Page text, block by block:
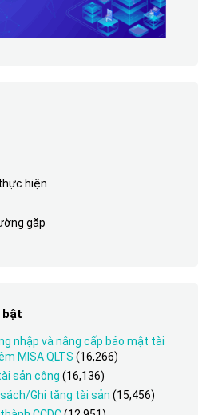
hiện
gặp
bật
nhập và nâng cấp bảo mật tài
MISA QLTS (16,266)
sản công (16,136)
sách/Ghi tăng tài sản (15,456)